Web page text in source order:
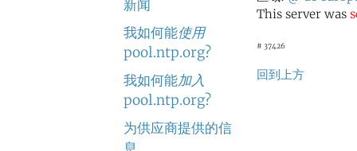
新闻
我如何能使用
pool.ntp.org?
我如何能加入
pool.ntp.org?
为供应商提供的信
This server was
# 37426
回到上方